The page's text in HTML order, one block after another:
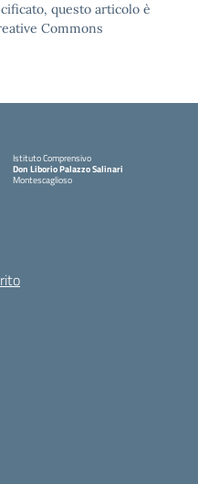
questo articolo è
Commons
Istituto Comprensivo
Don Liborio Palazzo Salinari
Montescaglioso